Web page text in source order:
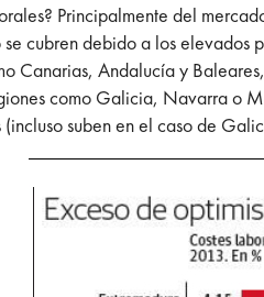
Principalmente del
cubren debido a los
Canarias, Andalucía y
como Galicia, Navarra o
suben en el caso de